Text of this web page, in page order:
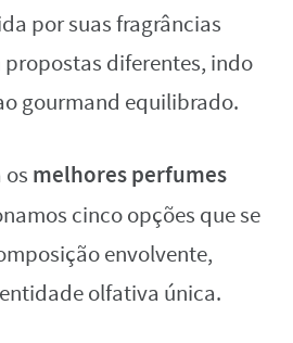
por suas fragrâncias
diferentes, indo
gourmand equilibrado.
os melhores perfumes
cinco opções que se
envolvente,
olfativa única.